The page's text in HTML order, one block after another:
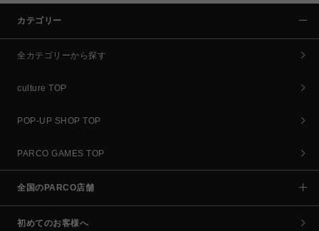
カテゴリー
全カテゴリーから探す
culture TOP
POP-UP SHOP TOP
PARCO GAMES TOP
全国のPARCO店舗
初めてのお客様へ